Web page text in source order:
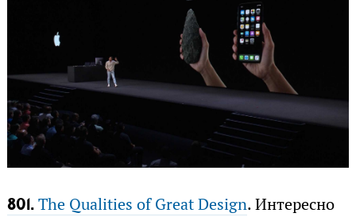
801.The Qualities of Great Design. Интересно